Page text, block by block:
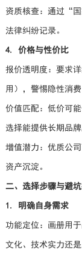
资质核查：通过“国
法律纠纷记录。
4. 价格与性价比
报价透明度：要求
用），警惕隐性消
价值匹配：低价可
选择能提供长期品牌
增值潜力：优质公
资产沉淀。
二、选择步骤与避
1. 明确自身需求
功能定位：画册用
文化、技术实力还是